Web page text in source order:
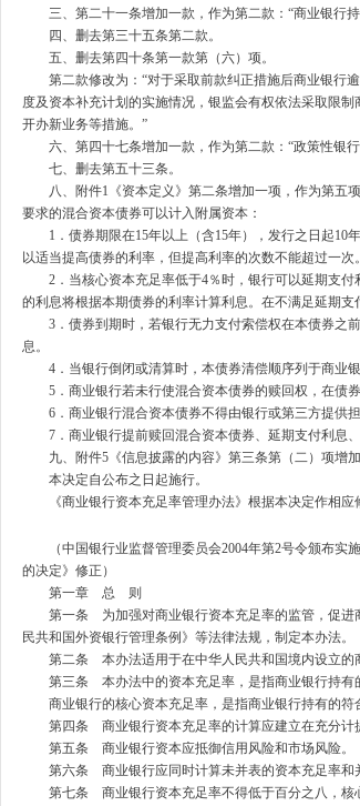
三、第二十一条增加一款，作为第二款： “商业银行
四、删去第三十五条第二款。
五、删去第四十条第一款第（六）项。
第二款修改为： “对于采取前款纠正措施后商业银行
度及资本补充计划的实施情况，银监会有权依法采取限
开办新业务等措施。 ”
六、第四十七条增加一款，作为第二款： “政策性银
七、删去第五十三条。
八、附件1 《资本定义》第二条增加一项，作为第五项
要求的混合资本债券可以计入附属资本：
1 ．债券期限在15年以上（含15年），发行之日起10
以适当提高债券的利率，但提高利率的次数不能超过一
2 ．当核心资本充足率低于4％时，银行可以延期支
的利息将根据本期债券的利率计算利息。在不满足延期
3 ．债券到期时，若银行无力支付索偿权在本债券之
息。
4 ．当银行倒闭或清算时，本债券清偿顺序列于商
5 ．商业银行若未行使混合资本债券的赎回权，在债
6 ．商业银行混合资本债券不得由银行或第三方提供
7 ．商业银行提前赎回混合资本债券、延期支付利息
九、附件5 《信息披露的内容》第三条第（二）项增
本决定自公布之日起施行。
《商业银行资本充足率管理办法》根据本决定作相应
（中国银行业监督管理委员会2004年第2号令颁布实施
的决定》修正）
第一章 总 则
第一条 为加强对商业银行资本充足率的监管，促进商
民共和国外资银行管理条例》等法律法规，制定本办法。
第二条 本办法适用于在中华人民共和国境内设立的
第三条 本办法中的资本充足率，是指商业银行持有
商业银行的核心资本充足率，是指商业银行持有的符
第四条 商业银行资本充足率的计算应建立在充分计
第五条 商业银行资本应抵御信用风险和市场风险。
第六条 商业银行应同时计算未并表的资本充足率和
第七条 商业银行资本充足率不得低于百分之八，核